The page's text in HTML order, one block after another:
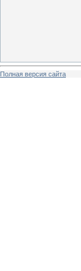
Полная версия сайта